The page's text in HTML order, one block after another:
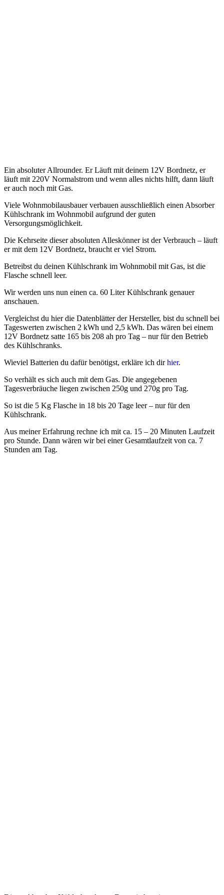
Ein absoluter Allrounder. Er Läuft mit deinem 12V Bordnetz, er
läuft mit 220V Normalstrom und wenn alles nichts hilft, dann läuft
er auch noch mit Gas.
Viele Wohnmobilausbauer verbauen ausschließlich einen Absorber
Kühlschrank im Wohnmobil aufgrund der guten
Versorgungsmöglichkeit.
Die Kehrseite dieser absoluten Alleskönner ist der Verbrauch – läuft
er mit dem 12V Bordnetz, braucht er viel Strom.
Betreibst du deinen Kühlschrank im Wohnmobil mit Gas, ist die
Flasche schnell leer.
Wir werden uns nun einen ca. 60 Liter Kühlschrank genauer
anschauen.
Vergleichst du hier die Datenblätter der Hersteller, bist du schnell bei
Tageswerten zwischen 2 kWh und 2,5 kWh. Das wären bei einem
12V Bordnetz satte 165 bis 208 ah pro Tag – nur für den Betrieb
des Kühlschranks.
Wieviel Batterien du dafür benötigst, erkläre ich dirhier.
So verhält es sich auch mit dem Gas. Die angegebenen
Tagesverbräuche liegen zwischen 250g und 270g pro Tag.
So ist die 5 Kg Flasche in 18 bis 20 Tage leer – nur für den
Kühlschrank.
Aus meiner Erfahrung rechne ich mit ca. 15 – 20 Minuten Laufzeit
pro Stunde. Dann wären wir bei einer Gesamtlaufzeit von ca. 7
Stunden am Tag.